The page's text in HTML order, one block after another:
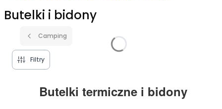
Butelki i bidony
Camping
Filtry
Butelki termiczne i bidony